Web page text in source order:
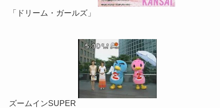
「ドリーム・ガールズ」
ズームインSUPER